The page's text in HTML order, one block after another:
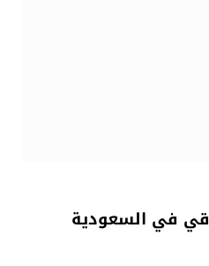
في السعودية